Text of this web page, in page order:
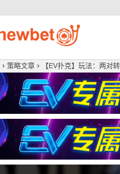
策略文章 【EV扑克】玩法：两对